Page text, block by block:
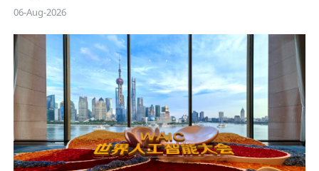
06-Aug-2026